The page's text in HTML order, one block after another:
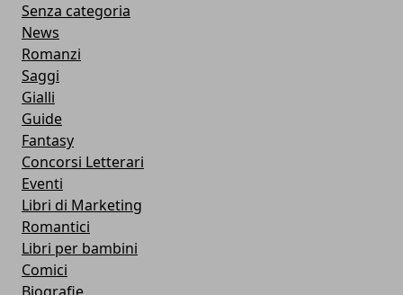
Senza categoria
News
Romanzi
Saggi
Gialli
Guide
Fantasy
Concorsi Letterari
Eventi
Libri di Marketing
Romantici
Libri per bambini
Comici